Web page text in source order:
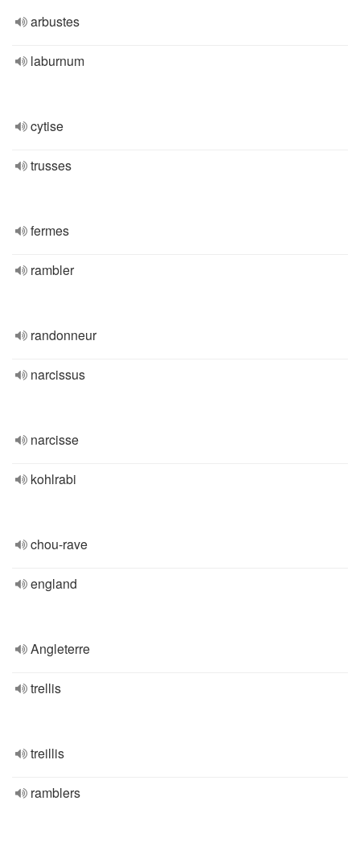
arbustes
laburnum
cytise
trusses
fermes
rambler
randonneur
narcissus
narcisse
kohlrabi
chou-rave
england
Angleterre
trellis
treillis
ramblers